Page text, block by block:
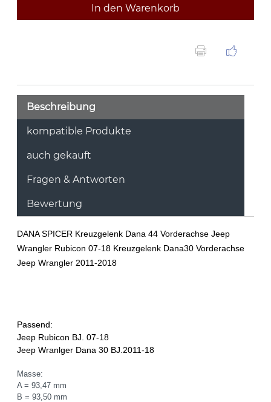
In den Warenkorb
Beschreibung
kompatible Produkte
auch gekauft
Fragen & Antworten
Bewertung
DANA SPICER Kreuzgelenk Dana 44 Vorderachse Jeep
Wrangler Rubicon 07-18 Kreuzgelenk Dana30 Vorderachse
Jeep Wrangler 2011-2018
Passend:
Jeep Rubicon BJ. 07-18
Jeep Wranlger Dana 30 BJ.2011-18
Masse:
A = 93,47 mm
B = 93,50 mm